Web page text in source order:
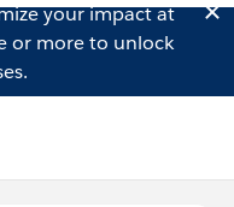
your impact at
or more to unlock